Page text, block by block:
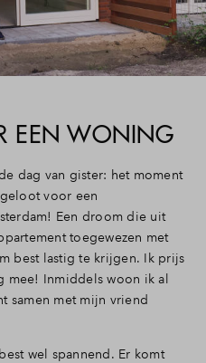
EEN WONING
dag van gister: het moment
voor een
Een droom die uit
toegewezen met
best lastig te krijgen. Ik prijs
mee! Inmiddels woon ik al
samen met mijn vriend
wel spannend. Er komt